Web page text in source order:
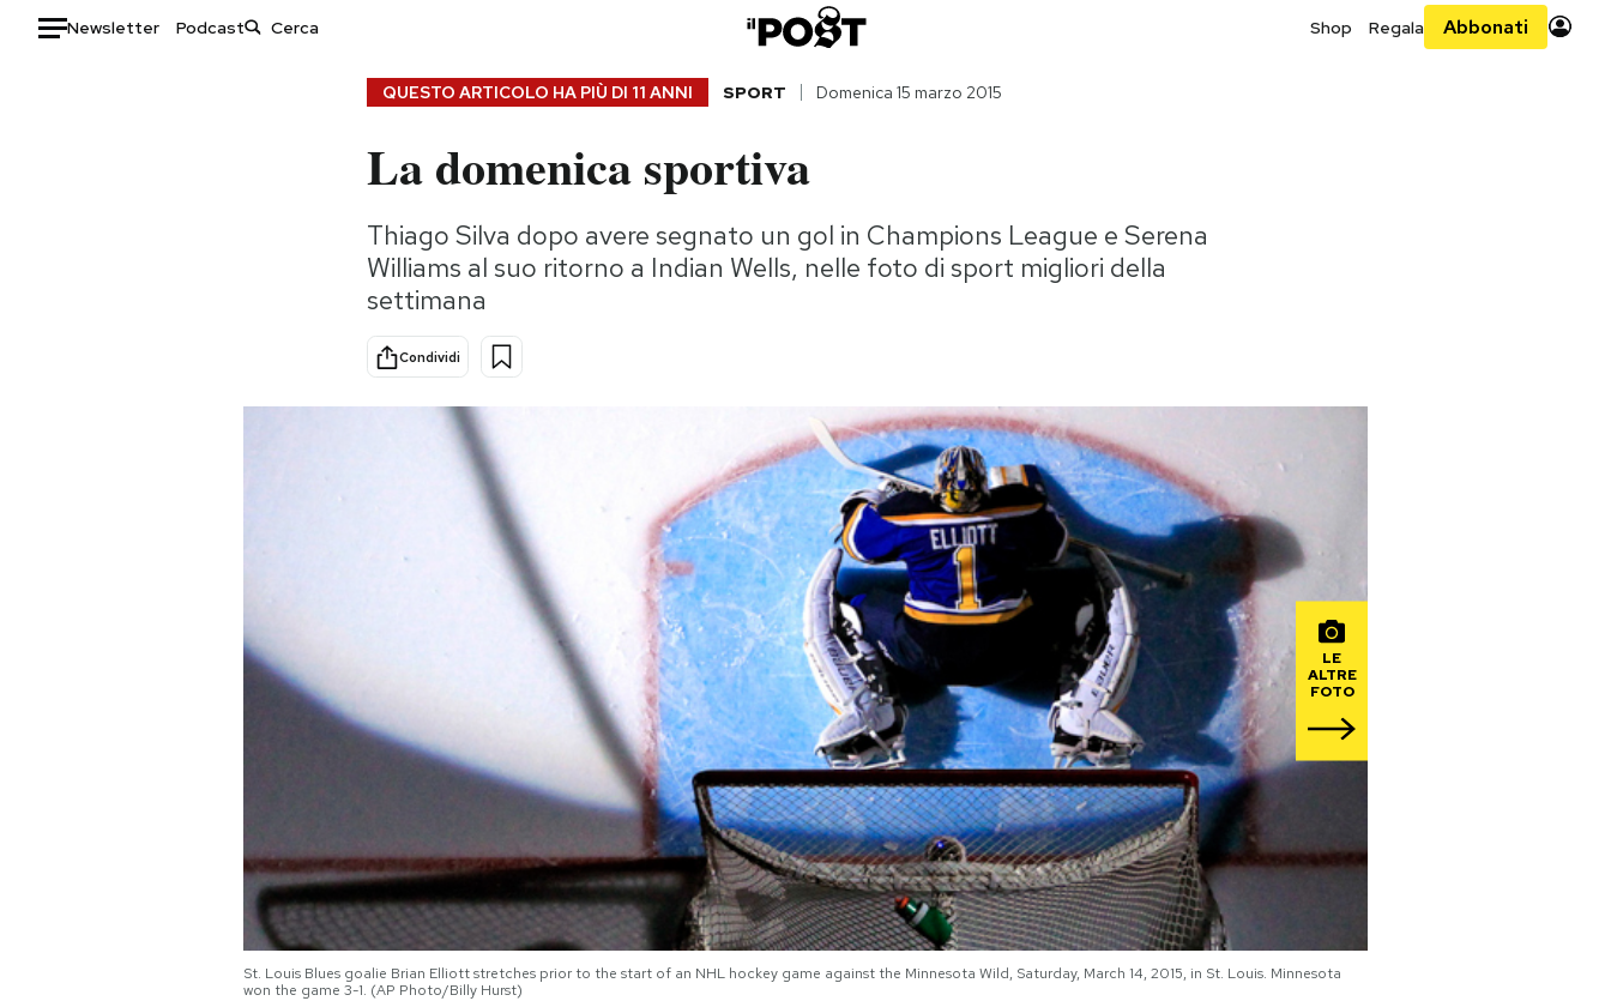
Newsletter Podcast Shop Regala Abbonati
Consumismi
Storie/Idee
Ok Boomer!
Europa
AREA PERSONALE
QUESTO ARTICOLO HA PIÙ DI 11 ANNI SPORT Domenica 15 marzo 2015
La domenica sportiva
Thiago Silva dopo avere segnato un gol in Champions League e Serena
Williams al suo ritorno a Indian Wells, nelle foto di sport migliori della
settimana
Condividi
LE
ALTRE
FOTO
St. Louis Blues goalie Brian Elliott stretches prior to the start of an NHL hockey game against the Minnesota Wild, Saturday, March 14, 2015, in St. Louis. Minnesota
won the game 3-1. (AP Photo/Billy Hurst)